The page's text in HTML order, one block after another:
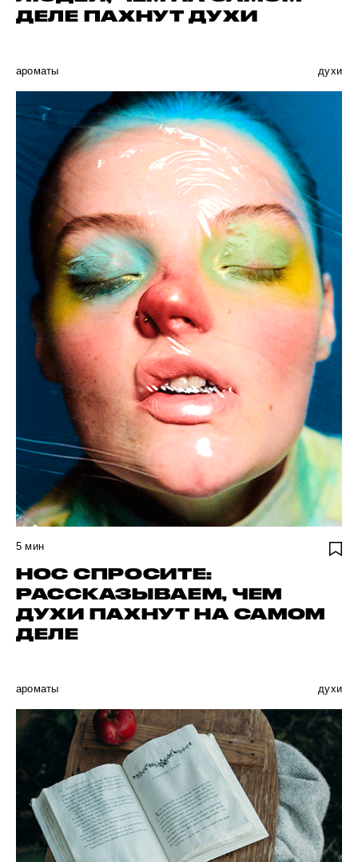
ДЕЛЕ ПАХНУТ ДУХИ
ароматы духи
5 мин
НОС СПРОСИТЕ:
РАССКАЗЫВАЕМ, ЧЕМ
ДУХИ ПАХНУТ НА САМОМ
ДЕЛЕ
ароматы духи